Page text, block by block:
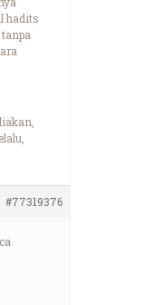
hadits
#77319376